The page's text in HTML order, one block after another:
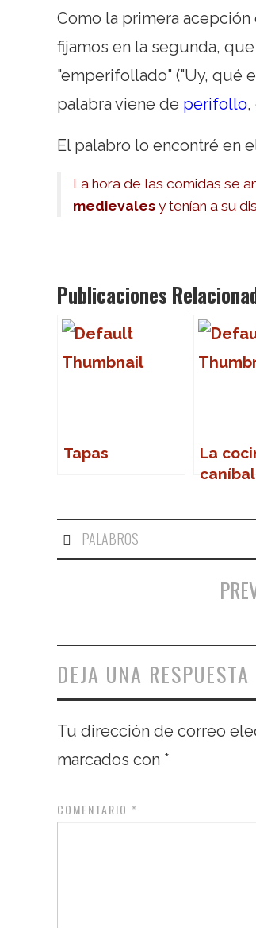
Como la primera acepción
fijamos en la segunda,
"emperifollado" ("Uy, qué
palabra viene de perifollo,
El palabro lo encontré en
La hora de las comidas se
medievales y tenían a su
Publicaciones
Tapas
La
caníbal
PALABROS
Navegación de entradas
DEJA UNA RESPUESTA
Tu dirección de correo
marcados con *
COMENTARIO *